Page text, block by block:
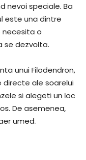
nevoi speciale. Ba
este una dintre
o
se dezvolta.
unui Filodendron,
ale soarelui
si alegeti un loc
De asemenea,
umed.